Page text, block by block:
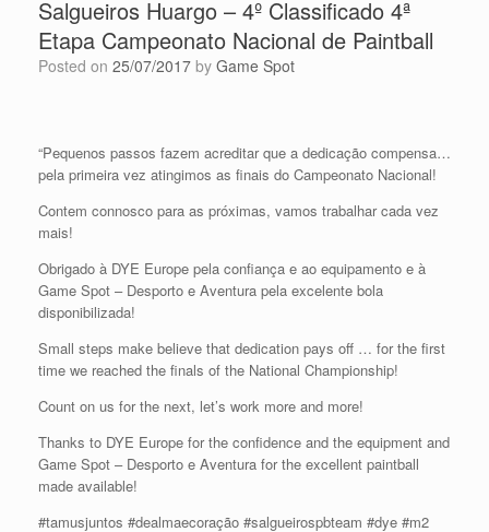
Salgueiros Huargo – 4º Classificado 4ª
Etapa Campeonato Nacional de Paintball
Posted on 25/07/2017 by Game Spot
“Pequenos passos fazem acreditar que a dedicação compensa…
pela primeira vez atingimos as finais do Campeonato Nacional!
Contem connosco para as próximas, vamos trabalhar cada vez
mais!
Obrigado à DYE Europe pela confiança e ao equipamento e à
Game Spot – Desporto e Aventura pela excelente bola
disponibilizada!
Small steps make believe that dedication pays off … for the first
time we reached the finals of the National Championship!
Count on us for the next, let’s work more and more!
Thanks to DYE Europe for the confidence and the equipment and
Game Spot – Desporto e Aventura for the excellent paintball
made available!
#tamusjuntos #dealmaecoração #salgueirospbteam #dye #m2